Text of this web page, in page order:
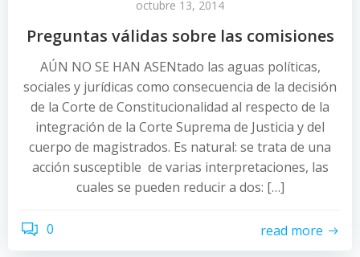
octubre 13, 2014
Preguntas válidas sobre las comisiones
AÚN NO SE HAN ASENtado las aguas políticas,
sociales y jurídicas como consecuencia de la decisión
de la Corte de Constitucionalidad al respecto de la
integración de la Corte Suprema de Justicia y del
cuerpo de magistrados. Es natural: se trata de una
acción susceptible de varias interpretaciones, las
cuales se pueden reducir a dos: […]
0 read more